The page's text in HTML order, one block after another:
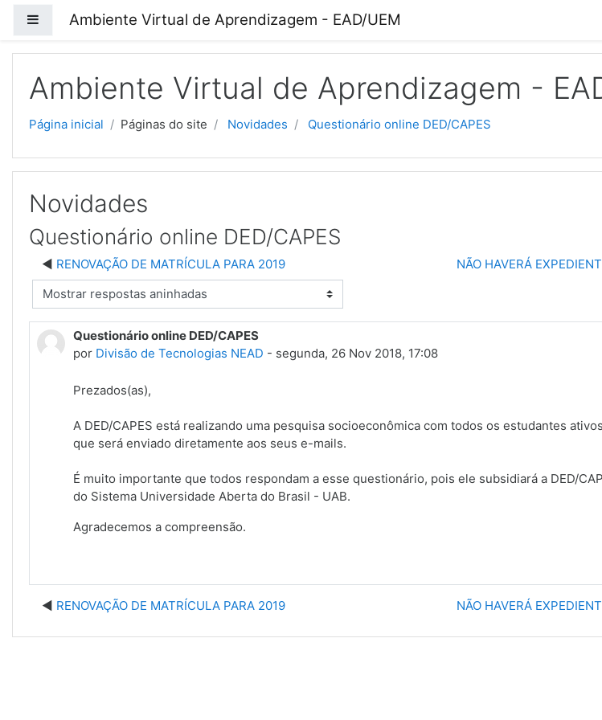
Painel lateral
Ambiente Virtual de Aprendizagem - EAD/UEM
Ambiente Virtual de Aprendizagem -
Página inicial Páginas do site Novidades Questionário online DED/CAPES
Novidades
Questionário online DED/CAPES
RENOVAÇÃO DE MATRÍCULA PARA 2019
NÃO HAVERÁ
de visualização
Questionário online DED/CAPES
por Divisão de Tecnologias NEAD - segunda, 26 Nov 2018, 17:08
Prezados(as),
A DED/CAPES está realizando uma pesquisa socioeconômica com todos os estudantes
que será enviado diretamente aos seus e-mails.
É muito importante que todos respondam a esse questionário, pois ele subsidiará a DED/
do Sistema Universidade Aberta do Brasil - UAB.
Agradecemos a compreensão.
RENOVAÇÃO DE MATRÍCULA PARA 2019 NÃO HAVERÁ